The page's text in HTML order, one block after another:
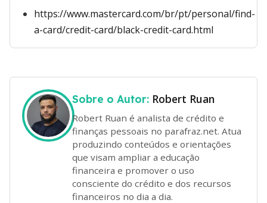
https://www.mastercard.com/br/pt/personal/find-
a-card/credit-card/black-credit-card.html
Sobre o Autor: Robert Ruan
Robert Ruan é analista de crédito e
finanças pessoais no parafraz.net. Atua
produzindo conteúdos e orientações
que visam ampliar a educação
financeira e promover o uso
consciente do crédito e dos recursos
financeiros no dia a dia.